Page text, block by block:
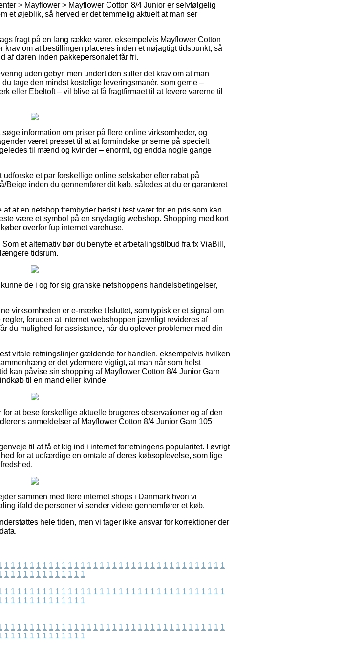
> Mayflower > Mayflower Cotton 8/4 Junior er selvfølgelig
et øjeblik, så herved er det temmelig aktuelt at man ser
fragt på en lang række varer, eksempelvis Mayflower Cotton
krav om at bestillingen placeres inden et nøjagtigt tidspunkt, så
af døren inden pakkepersonalet får fri.
uden gebyr, men undertiden stiller det krav om at man
tage den mindst kostelige leveringsmanér, som gerne –
eller Ebeltoft – vil blive at få fragtfirmaet til at levere varerne til
information om priser på flere online virksomheder, og
været presset til at at formindske priserne på specielt
til mænd og kvinder – enormt, og endda nogle gange
et par forskellige online selskaber efter rabat på
Beige inden du gennemfører dit køb, således at du er garanteret
at en netshop frembyder bedst i test varer for en pris som kan
være et symbol på en snydagtig webshop. Shopping med kort
overfor fup internet varehuse.
et alternativ bør du benytte et afbetalingstilbud fra fx ViaBill,
tidsrum.
de i og for sig granske netshoppens handelsbetingelser,
virksomheden er e-mærke tilsluttet, som typisk er et signal om
foruden at internet webshoppen jævnligt revideres af
du mulighed for assistance, når du oplever problemer med din
vitale retningslinjer gældende for handlen, eksempelvis hvilken
er det ydermere vigtigt, at man når som helst
kan påvise sin shopping af Mayflower Cotton 8/4 Junior Garn
til en mand eller kvinde.
at bese forskellige aktuelle brugeres observationer og af den
anmeldelser af Mayflower Cotton 8/4 Junior Garn 105
til at få et kig ind i internet forretningens popularitet. I øvrigt
for at udfærdige en omtale af deres købsoplevelse, som lige
sammen med flere internet shops i Danmark hvori vi
ifald de personer vi sender videre gennemfører et køb.
hele tiden, men vi tager ikke ansvar for korrektioner der
1 1 1 1 1 1 1 1 1 1 1 1 1 1 1 1 1 1 1 1 1 1 1 1 1 1 1 1 1 1 1 1 1 1 1
1 1 1 1 1 1 1 1 1 1 1 1 1
1 1 1 1 1 1 1 1 1 1 1 1 1 1 1 1 1 1 1 1 1 1 1 1 1 1 1 1 1 1 1 1 1 1 1
1 1 1 1 1 1 1 1 1 1 1 1 1
1 1 1 1 1 1 1 1 1 1 1 1 1 1 1 1 1 1 1 1 1 1 1 1 1 1 1 1 1 1 1 1 1 1 1
1 1 1 1 1 1 1 1 1 1 1 1 1